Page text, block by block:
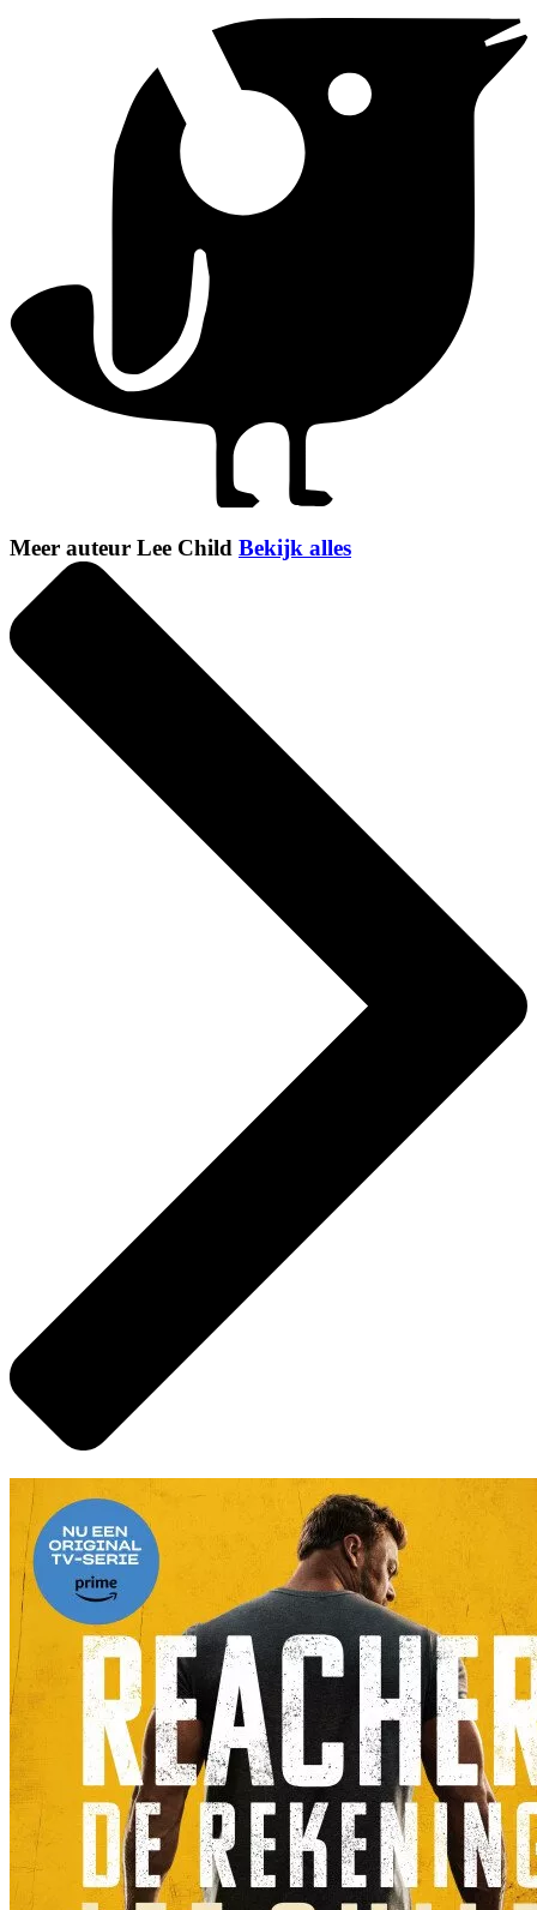
Meer auteur Lee Child Bekijk alles